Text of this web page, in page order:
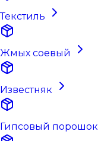
Текстиль
Жмых соевый
Известняк
Гипсовый порошок